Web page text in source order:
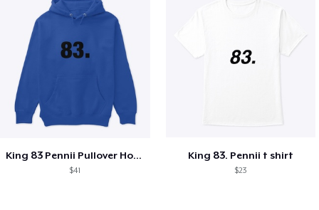
King 83 Pennii Pullover Hoodie
$41
King 83. Pennii t shirt
$23